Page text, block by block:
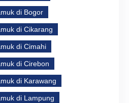
di Bogor
di Cikarang
di Cimahi
di Cirebon
di Karawang
di Lampung